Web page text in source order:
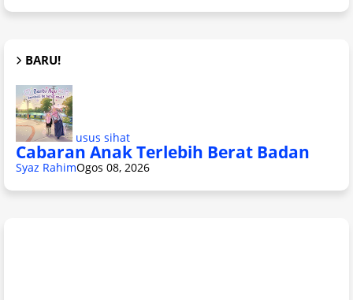
BARU!
usus sihat
Cabaran Anak Terlebih Berat Badan
Syaz RahimOgos 08, 2026